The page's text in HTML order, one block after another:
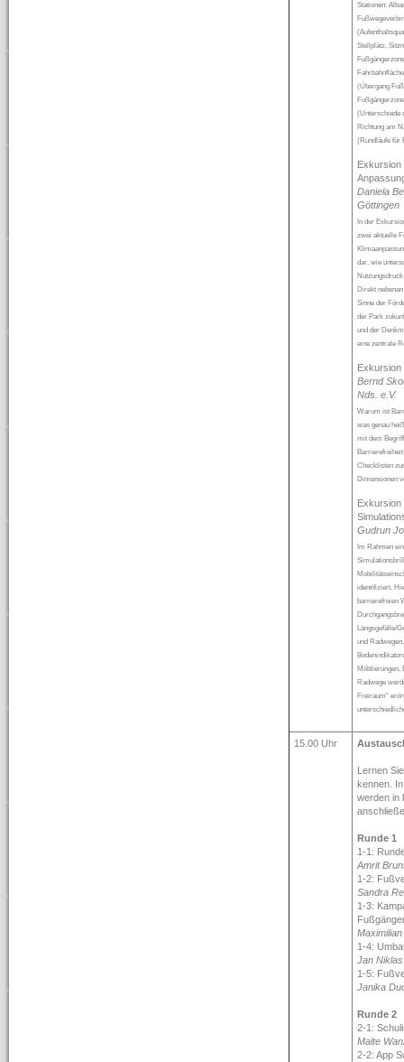
Stationen:
Stellplätz,
(Übergang
(Unterschiede
Richtung am
(Rundläufe für
Daniela
Göttingen
In der
zwei aktuelle
dar, wie
Direkt
Sinne der
der Park
und der
eine zentrale
Exkursion
Bernd
Nds. e.V.
Warum ist
was genau
mit dem
Checklisten
Dimensionen
Exkursion
Gudrun
Im Rahmen
identifiziert.
barrierefreien
Längsgefälle/
und
Möblierungen,
Radwege
Freiraum“
15.00 Uhr
Lernen
kennen.
werden in
Runde 1
1-1:
Amrit
1-2:
Sandra
1-3:
1-4:
Jan
1-5:
Janika
Runde 2
2-1:
Malte
2-2: App